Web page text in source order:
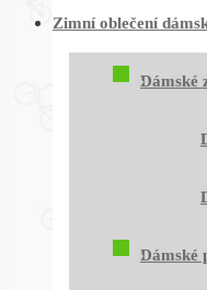
Zimní oblečení
Dámské
Dámské